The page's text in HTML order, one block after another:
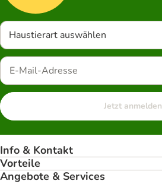
Haustierart auswählen
Jetzt anmelden
Info & Kontakt
Vorteile
Angebote & Services